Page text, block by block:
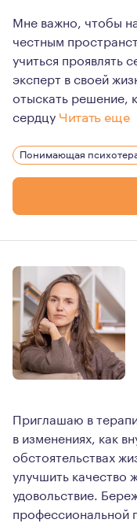
Мне важно, чтобы
честным
учиться проявлять
эксперт в своей
отыскать решение,
сердцу Читать еще
Я смотрю на
Работа с
Понимающая
Приглашаю в
в изменениях, как
обстоятельствах
улучшить качество
удовольствие.
профессиональной